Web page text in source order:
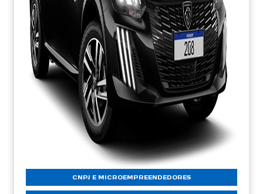
CNPJ E MICROEMPREENDEDORES